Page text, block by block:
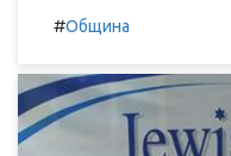
#Община